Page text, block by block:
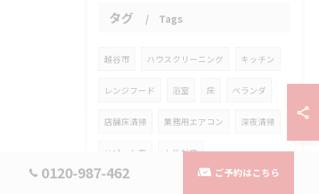
タグ Tags
越谷市 ハウスクリーニング キッチン
レンジフード 浴室 床 ベランダ
店舗床清掃 業務用エアコン 深夜清掃
リピート率 女性対応
0120-987-462 ご予約はこちら